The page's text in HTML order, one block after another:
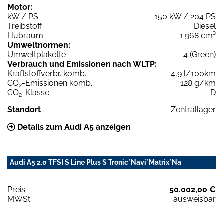
Motor:
kW / PS
150 kW / 204 PS
Treibstoff
Diesel
Hubraum
1.968 cm³
Umweltnormen:
Umweltplakette
4 (Green)
Verbrauch und Emissionen nach WLTP:
Kraftstoffverbr. komb.
4,9 l/100km
CO2-Emissionen komb.
128 g/km
CO2-Klasse
D
Standort
Zentrallager
Details zum Audi A5 anzeigen
Audi A5 2.0 TFSI S Line Plus S Tronic*Navi*Matrix*Na
Preis:
50.002,00 €
MWSt:
ausweisbar